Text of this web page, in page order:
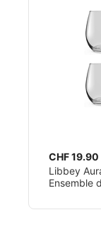
CHF 19.90
Libbey
Ensemble